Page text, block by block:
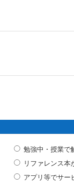
勉強中・授業で
リファレンス本
アプリ等でサー